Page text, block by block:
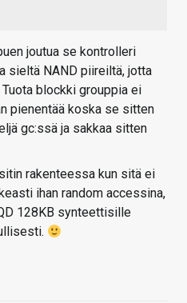
joutua se kontrolleri
sieltä NAND piireiltä, jotta
blockki grouppia ei
pienentää koska se sitten
gc:ssä ja sakkaa sitten
rakenteessa kun sitä ei
ihan random accessina,
128KB synteettisille